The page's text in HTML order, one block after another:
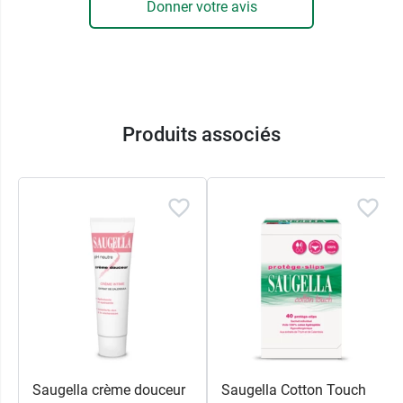
Donner votre avis
Produits associés
Saugella crème douceur Saugella Cotton Touch